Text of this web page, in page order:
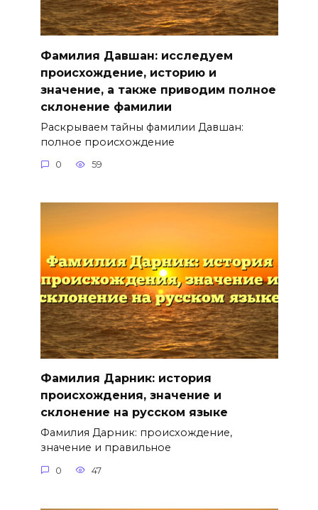
Фамилия Давшан: исследуем
происхождение, историю и
значение, а также приводим полное
склонение фамилии
Раскрываем тайны фамилии Давшан:
полное происхождение
0 59
Фамилия Дарник: история
происхождения, значение и
склонение на русском языке
Фамилия Дарник: происхождение,
значение и правильное
0 47